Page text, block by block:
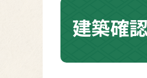
建築確